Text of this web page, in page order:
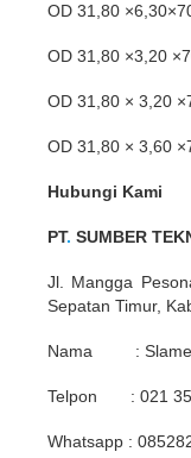
OD 31,80
OD 31,80 ×3,20
OD 31,80 × 3,20
OD 31,80 × 3,60
Hubungi Kami
PT. SUMBER
Jl. Mangga
Sepatan Timur,
Nama :
Telpon : 021
Whatsapp :